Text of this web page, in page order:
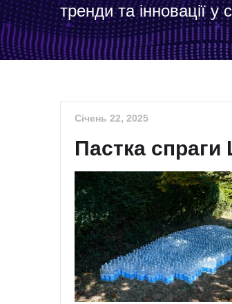
тренди та інновації у
Січень 22, 2025
Пастка спраги